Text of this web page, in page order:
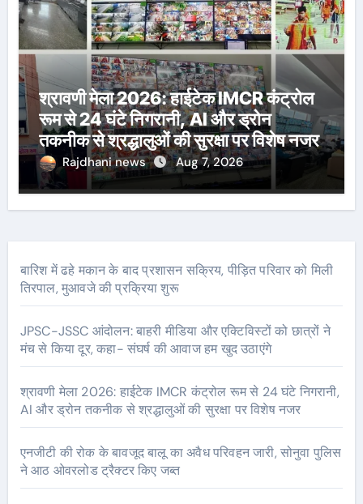
श्रावणी मेला 2026: हाईटेक IMCR कंट्रोल
रूम से 24 घंटे निगरानी, AI और ड्रोन
तकनीक से श्रद्धालुओं की सुरक्षा पर विशेष नजर
Rajdhani news Aug 7, 2026
बारिश में ढहे मकान के बाद प्रशासन सक्रिय, पीड़ित परिवार को मिली
तिरपाल, मुआवजे की प्रक्रिया शुरू
JPSC-JSSC आंदोलन: बाहरी मीडिया और एक्टिविस्टों को छात्रों ने
मंच से किया दूर, कहा- संघर्ष की आवाज हम खुद उठाएंगे
श्रावणी मेला 2026: हाईटेक IMCR कंट्रोल रूम से 24 घंटे निगरानी,
AI और ड्रोन तकनीक से श्रद्धालुओं की सुरक्षा पर विशेष नजर
एनजीटी की रोक के बावजूद बालू का अवैध परिवहन जारी, सोनुवा पुलिस
ने आठ ओवरलोड ट्रैक्टर किए जब्त